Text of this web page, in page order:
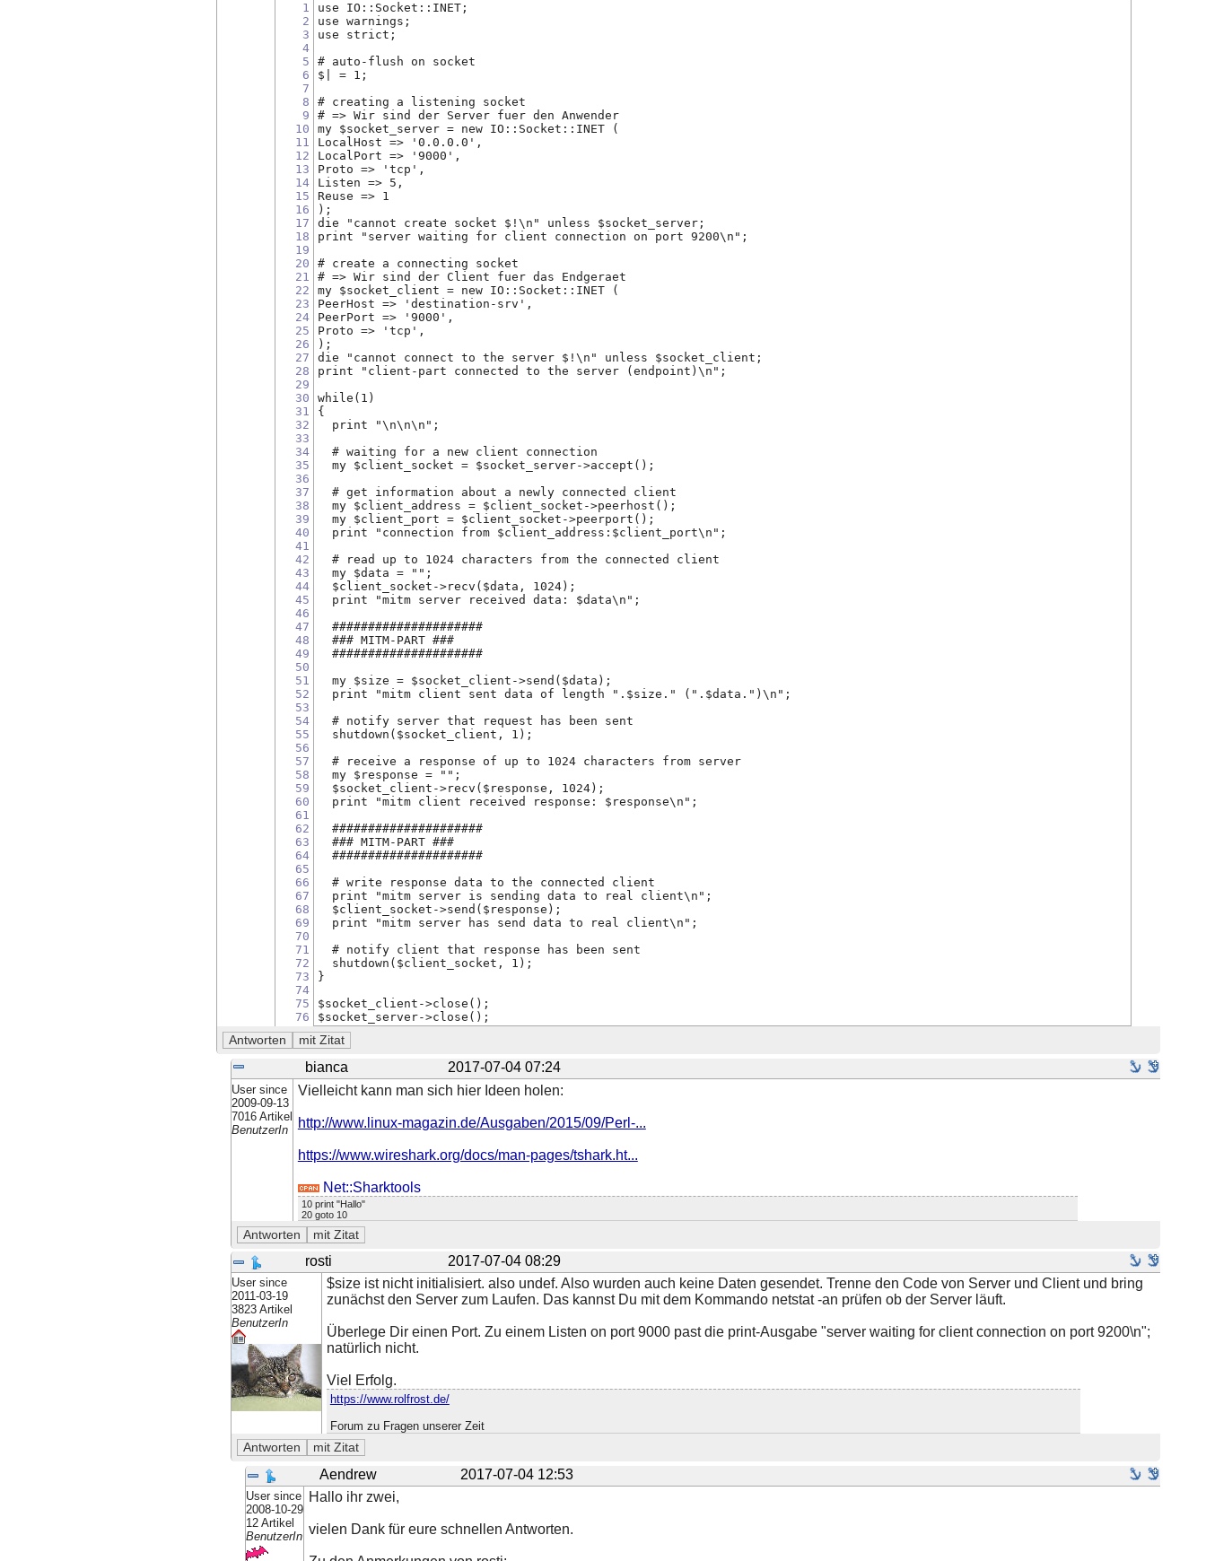
1
2
3
4
5
6
7
8
9
10
11
12
13
14
15
16
17
18
19
20
21
22
23
24
25
26
27
28
29
30
31
32
33
34
35
36
37
38
39
40
41
42
43
44
45
46
47
48
49
50
51
52
53
54
55
56
57
58
59
60
61
62
63
64
65
66
67
68
69
70
71
72
73
74
75
76
use IO::Socket::INET;
use warnings;
use strict;
# auto-flush on socket
$| = 1;
# creating a listening socket
# => Wir sind der Server fuer den Anwender
my $socket_server = new IO::Socket::INET (
LocalHost => '0.0.0.0',
LocalPort => '9000',
Proto => 'tcp',
Listen => 5,
Reuse => 1
);
die "cannot create socket $!\n" unless $socket_server;
print "server waiting for client connection on port 9200\n";
# create a connecting socket
# => Wir sind der Client fuer das Endgeraet
my $socket_client = new IO::Socket::INET (
PeerHost => 'destination-srv',
PeerPort => '9000',
Proto => 'tcp',
);
die "cannot connect to the server $!\n" unless $socket_client;
print "client-part connected to the server (endpoint)\n";
while(1)
{
  print "\n\n\n";
  # waiting for a new client connection
  my $client_socket = $socket_server->accept();
  # get information about a newly connected client
  my $client_address = $client_socket->peerhost();
  my $client_port = $client_socket->peerport();
  print "connection from $client_address:$client_port\n";
  # read up to 1024 characters from the connected client
  my $data = "";
  $client_socket->recv($data, 1024);
  print "mitm server received data: $data\n";
  #####################
  ### MITM-PART ###
  #####################
  my $size = $socket_client->send($data);
  print "mitm client sent data of length ".$size." (".$data.")\n";
  # notify server that request has been sent
  shutdown($socket_client, 1);
  # receive a response of up to 1024 characters from server
  my $response = "";
  $socket_client->recv($response, 1024);
  print "mitm client received response: $response\n";
  #####################
  ### MITM-PART ###
  #####################
  # write response data to the connected client
  print "mitm server is sending data to real client\n";
  $client_socket->send($response);
  print "mitm server has send data to real client\n";
  # notify client that response has been sent
  shutdown($client_socket, 1);
}
$socket_client->close();
$socket_server->close();
bianca 2017-07-04 07:24
User since
2009-09-13
7016 Artikel
BenutzerIn
Vielleicht kann man sich hier Ideen holen:
http://www.linux-magazin.de/Ausgaben/2015/09/Perl-...
https://www.wireshark.org/docs/man-pages/tshark.ht...
Net::Sharktools
10 print "Hallo"
20 goto 10
rosti 2017-07-04 08:29
User since
2011-03-19
3823 Artikel
BenutzerIn
$size ist nicht initialisiert. also undef. Also wurden auch keine Daten gesendet. Trenne den Code von Server und Client und bring
zunächst den Server zum Laufen. Das kannst Du mit dem Kommando netstat -an prüfen ob der Server läuft.
Überlege Dir einen Port. Zu einem Listen on port 9000 past die print-Ausgabe "server waiting for client connection on port 9200\n";
natürlich nicht.
Viel Erfolg.
https://www.rolfrost.de/
Forum zu Fragen unserer Zeit
Aendrew 2017-07-04 12:53
User since
2008-10-29
12 Artikel
BenutzerIn
Hallo ihr zwei,
vielen Dank für eure schnellen Antworten.